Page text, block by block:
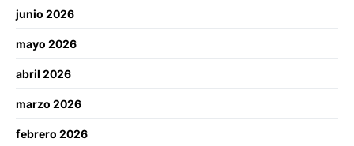
junio 2026
mayo 2026
abril 2026
marzo 2026
febrero 2026